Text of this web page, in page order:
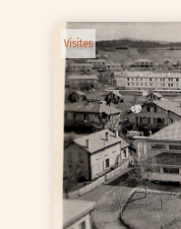
Visites